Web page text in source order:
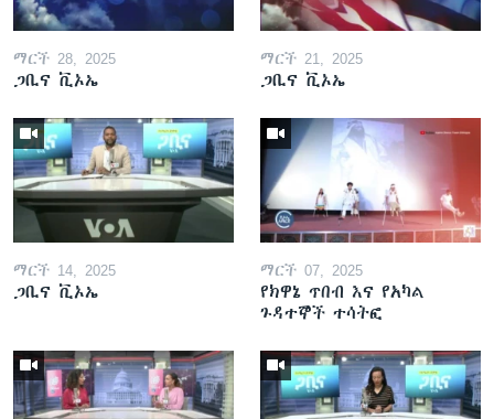
ማርች 28, 2025
ጋቢና ቪኦኤ
ማርች 21, 2025
ጋቢና ቪኦኤ
ማርች 14, 2025
ጋቢና ቪኦኤ
ማርች 07, 2025
የክዋኔ ጥበብ እና የአካል
ጉዳተኞች ተሳትፎ